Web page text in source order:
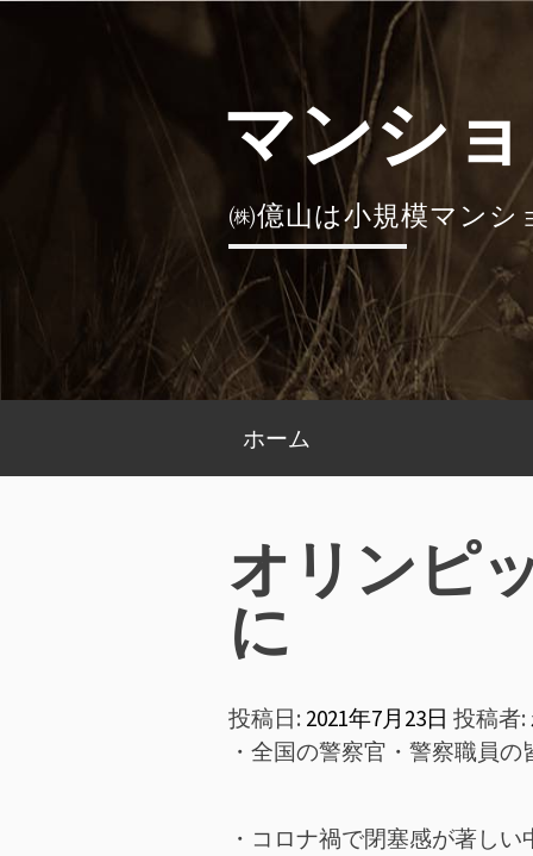
マンシ
㈱億山は小規模マン
メ
イ
ン
メ
ニ
ュ
ー
ホーム
オリンピ
に
投稿日: 2021年7月23日 投稿者:
・全国の警察官・警察職員
・コロナ禍で閉塞感が著し